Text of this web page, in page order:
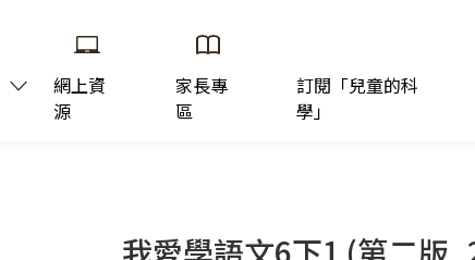
網上資
源
家長專
區
訂閱「兒童的科
學」
我愛學語文6下1 (第二版